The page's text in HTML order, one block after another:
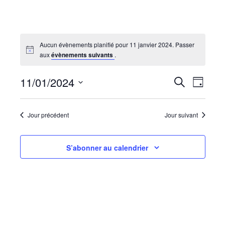
Aucun évènements planifié pour 11 janvier 2024. Passer
auxévènements suivants .
et
de
vues
Recherche
de
vues
Jour
11/01/2024
date.Jour précédent Jour suivant
S’abonner au calendrier